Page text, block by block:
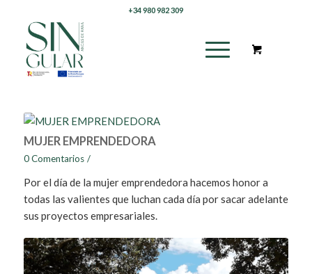
+34 980 982 309
MUJER EMPRENDEDORA
0 Comentarios /
Por el día de la mujer emprendedora hacemos honor a
todas las valientes que luchan cada día por sacar adelante
sus proyectos empresariales.